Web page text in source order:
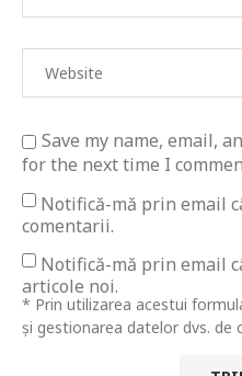
Save my name, email,
for the next time I
Notifică-mă prin email
comentarii.
Notifică-mă prin email
articole noi.
* Prin utilizarea acestui
și gestionarea datelor dvs. de